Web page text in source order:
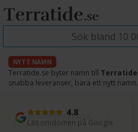
NYTT NAMN
Terratide.se byter namn till Terratide
snabba leveranser, bara ett nytt namn.
4.8
Läs omdömen på Google
Snabb leverans
Direkt från lager